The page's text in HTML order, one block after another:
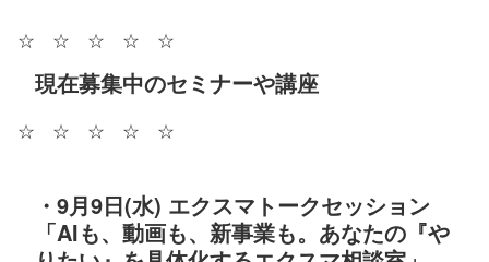
☆ ☆ ☆ ☆ ☆
現在募集中のセミナーや講座
☆ ☆ ☆ ☆ ☆
・9月9日(水) エクスマトークセッション
「AIも、動画も、新事業も。あなたの『や